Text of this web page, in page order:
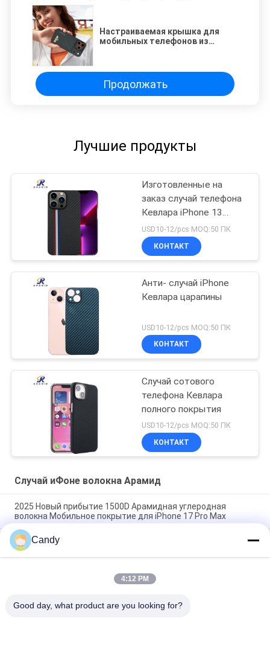
Настраиваемая крышка для
мобильных телефонов из
Продолжать
Лучшие продукты
Изготовленные на
заказ случай телефона
Кевлара iPhone 13
логотипа
минималистские Pro
USD10-12/pcs MOQ:50 ПК
КОНТАКТ
Анти- случай iPhone
Кевлара царапины
USD10-12/pcs MOQ:50 ПК
КОНТАКТ
Случай сотового
телефона Кевлара
полного покрытия
USD10-12/pcs MOQ:50 ПК
КОНТАКТ
Случай иФоне волокна Арамид
2025 Новый прибытие 1500D Арамидная углеродная
волокна Мобильное покрытие для iPhone 17 Pro Max
Премиальный чехол для мобильного телефона из
арамидного углеродного волокна с металлической рамкой
для iPhone 17 Pro Max
Металлическая оболочка из углеродного волокна для
Candy
4:12 PM
Good day, what product are you looking for?